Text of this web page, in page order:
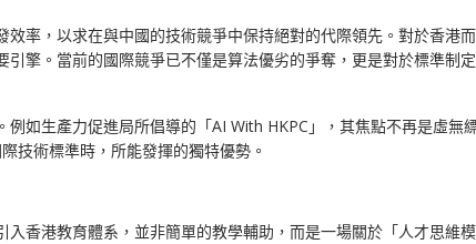
率，以求在與中國的技術競爭中保持絕對的代際領先。對於香港
擎。當前的國際競爭已不僅是算法優劣的爭奪，更是對於標準制
如生產力促進局所倡導的「AI With HKPC」，其焦點不再是虛無
技術標準時，所能發揮的獨特優勢。
香港教育體系，並非簡單的教學輔助，而是一場關於「人才思維